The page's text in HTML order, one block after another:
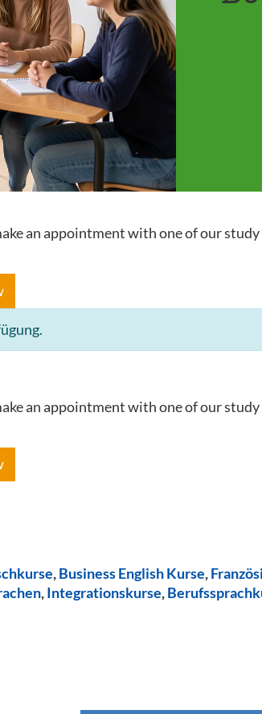
an appointment with one of our
an appointment with one of our
,Business English Kurse,
,Integrationskurse,